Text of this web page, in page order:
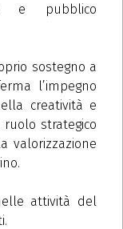
e pubblico
sostegno a
l’impegno
creatività e
ruolo strategico
valorizzazione
attività del